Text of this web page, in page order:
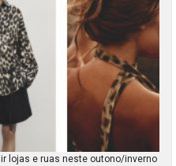
lojas e ruas neste outono/inverno